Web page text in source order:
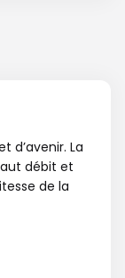
d’avenir. La
débit et
de la